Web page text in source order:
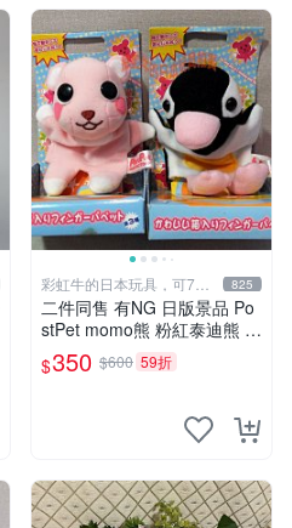
彩虹牛的日本玩具，可7取
付
825
二件同售 有NG 日版景品 Po
stPet momo熊 粉紅泰迪熊 妹
妹 comomo 企鵝 娃娃 布偶
手指頭 娃娃
$350 $600 59折